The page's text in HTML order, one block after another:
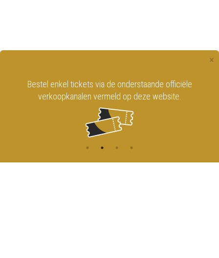
×
Bestel enkel tickets via de onderstaande officiële
verkoopkanalen vermeld op deze website.